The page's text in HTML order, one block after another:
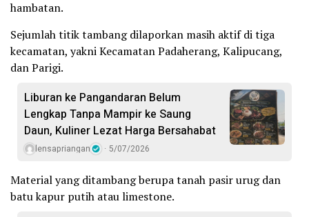
hambatan.
Sejumlah titik tambang dilaporkan masih aktif di tiga
kecamatan, yakni Kecamatan Padaherang, Kalipucang,
dan Parigi.
Liburan ke Pangandaran Belum
Lengkap Tanpa Mampir ke Saung
Daun, Kuliner Lezat Harga Bersahabat
lensapriangan 5/07/2026
Material yang ditambang berupa tanah pasir urug dan
batu kapur putih atau limestone.